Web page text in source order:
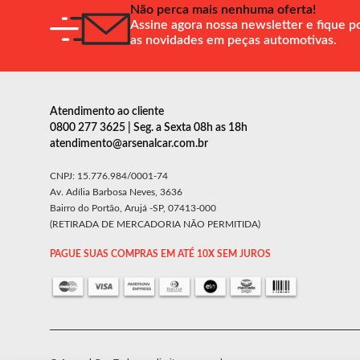
Não perca mais nenhuma oferta!
Assine agora nossa newsletter e fique
as novidades em peças automotivas.
Atendimento ao cliente
0800 277 3625 | Seg. a Sexta 08h as 18h
atendimento@arsenalcar.com.br
CNPJ: 15.776.984/0001-74
Av. Adília Barbosa Neves, 3636
Bairro do Portão, Arujá -SP, 07413-000
(RETIRADA DE MERCADORIA NÃO PERMITIDA)
PAGUE SUAS COMPRAS EM ATÉ 10X SEM JUROS